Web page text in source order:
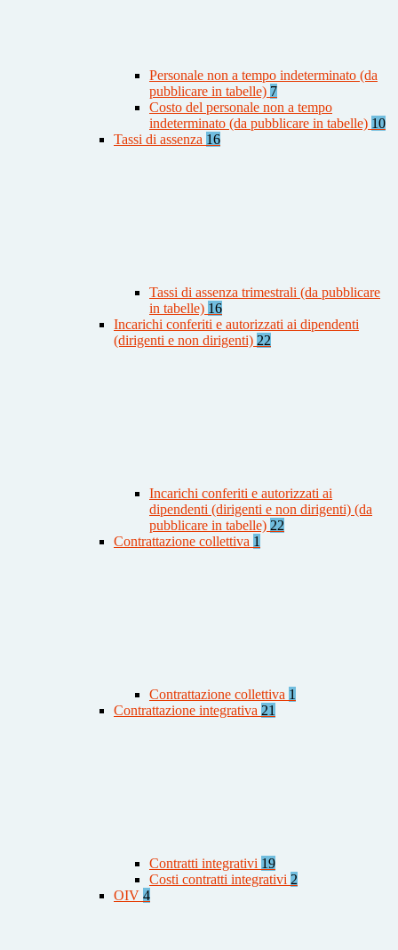
Personale non a tempo indeterminato (da
pubblicare in tabelle) 7
Costo del personale non a tempo
indeterminato (da pubblicare in tabelle) 10
Tassi di assenza 16
Tassi di assenza trimestrali (da pubblicare
in tabelle) 16
Incarichi conferiti e autorizzati ai dipendenti
(dirigenti e non dirigenti) 22
Incarichi conferiti e autorizzati ai
dipendenti (dirigenti e non dirigenti) (da
pubblicare in tabelle) 22
Contrattazione collettiva 1
Contrattazione collettiva 1
Contrattazione integrativa 21
Contratti integrativi 19
Costi contratti integrativi 2
OIV 4